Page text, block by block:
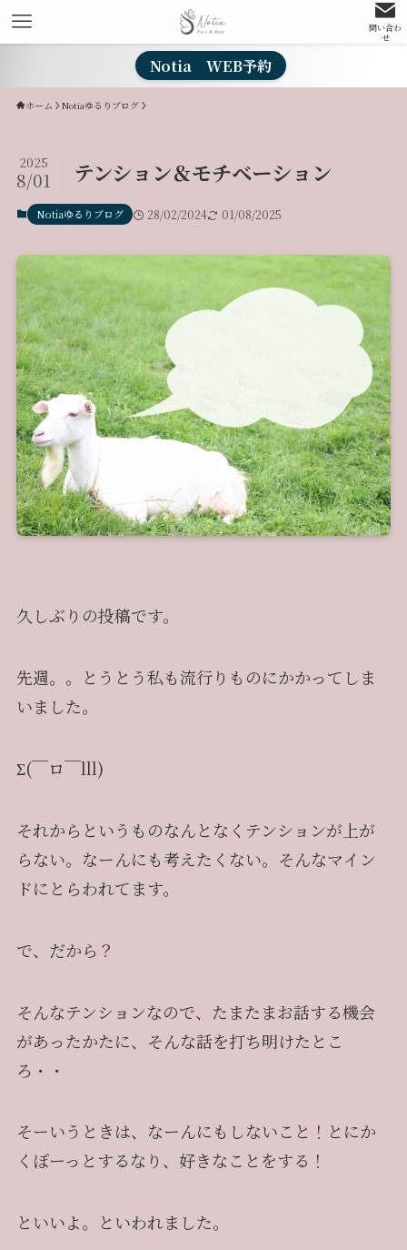
問い合わ
せ
Notia WEB予約
ホーム Notiaゆるりブログ
テンション＆モチベーション
2025
8/01
Notiaゆるりブログ 28/02/2024 01/08/2025
久しぶりの投稿です。
先週。。とうとう私も流行りものにかかってしま
いました。
Σ(￣ロ￣lll)
それからというものなんとなくテンションが上が
らない。なーんにも考えたくない。そんなマイン
ドにとらわれてます。
で、だから？
そんなテンションなので、たまたまお話する機会
があったかたに、そんな話を打ち明けたとこ
ろ・・
そーいうときは、なーんにもしないこと！とにか
くぼーっとするなり、好きなことをする！
といいよ。といわれました。